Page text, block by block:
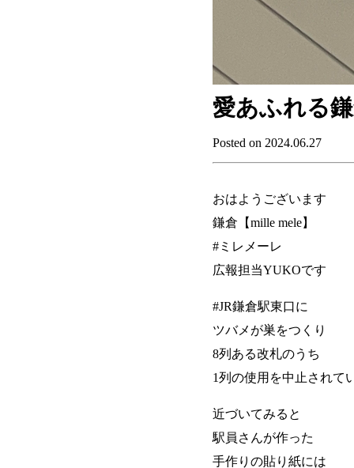
愛あふれる
Posted on 2024.06.27
おはようございます
鎌倉【mille mele】
#ミレメーレ
広報担当YUKOです
#JR鎌倉駅東口に
ツバメが巣をつくり
8列ある改札のうち
1列の使用を中止されて
近づいてみると
駅員さんが作った
手作りの貼り紙には